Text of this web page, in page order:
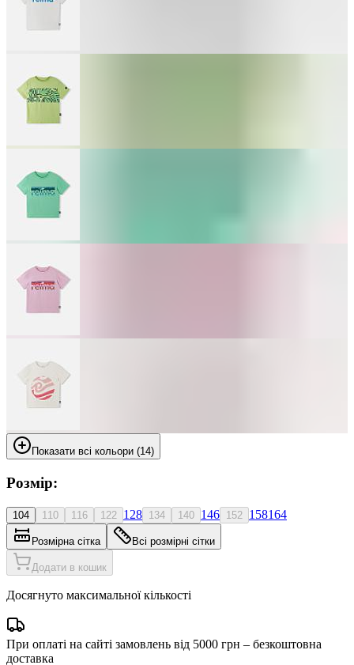
Показати всі кольори (14)
Розмір:
104 110 116 122 128 134 140 146 152 158164
Розмірна сітка Всі розмірні сітки
Додати в кошик
Досягнуто максимальної кількості
При оплаті на сайті замовлень від 5000 грн – безкоштовна
доставка